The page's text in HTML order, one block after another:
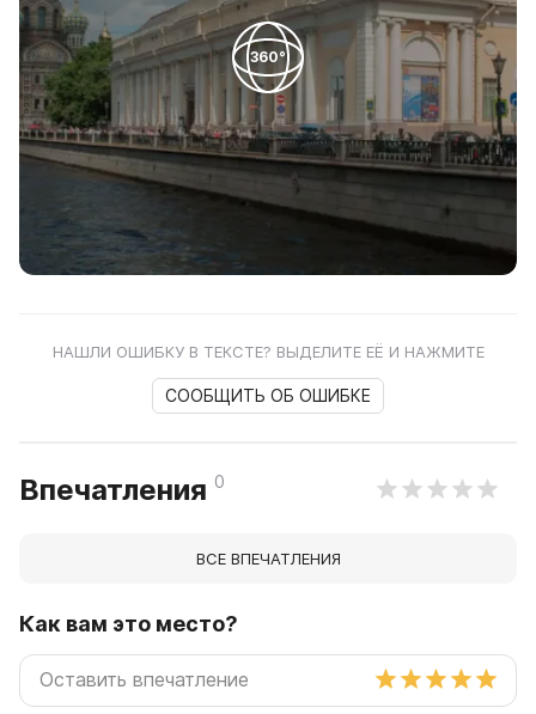
360°
НАШЛИ ОШИБКУ В ТЕКСТЕ? ВЫДЕЛИТЕ ЕЁ И НАЖМИТЕ
СООБЩИТЬ ОБ ОШИБКЕ
Впечатления 0
ВСЕ ВПЕЧАТЛЕНИЯ
Как вам это место?